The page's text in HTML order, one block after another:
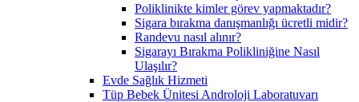
Poliklinikte kimler görev yapmaktadır?
Sigara bırakma danışmanlığı ücretli midir?
Randevu nasıl alınır?
Sigarayı Bırakma Polikliniğine Nasıl
Ulaşılır?
Evde Sağlık Hizmeti
Tüp Bebek Ünitesi Androloji Laboratuvarı